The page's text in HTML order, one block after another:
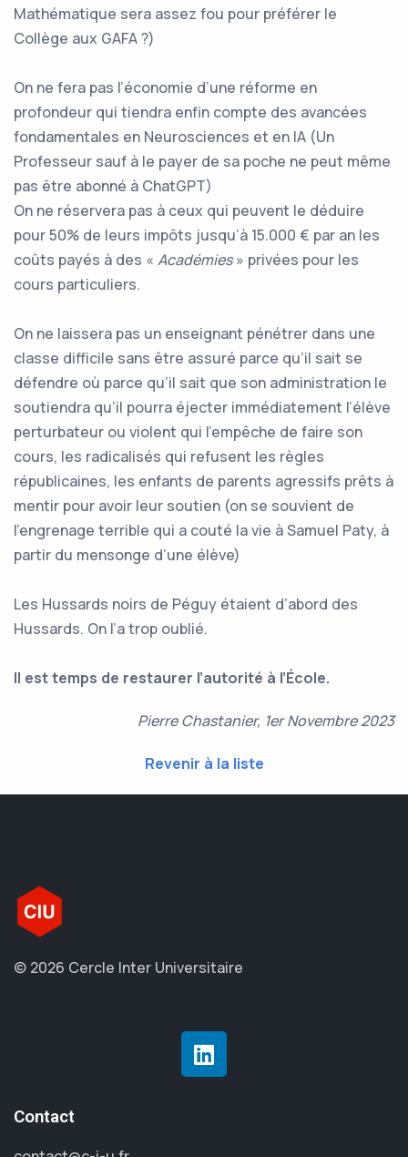
Mathématique sera assez fou pour préférer le
Collège aux GAFA ?)
On ne fera pas l’économie d’une réforme en
profondeur qui tiendra enfin compte des avancées
fondamentales en Neurosciences et en IA (Un
Professeur sauf à le payer de sa poche ne peut même
pas être abonné à ChatGPT)
On ne réservera pas à ceux qui peuvent le déduire
pour 50% de leurs impôts jusqu’à 15.000 € par an les
coûts payés à des « Académies» privées pour les
cours particuliers.
On ne laissera pas un enseignant pénétrer dans une
classe difficile sans être assuré parce qu’il sait se
défendre où parce qu’il sait que son administration le
soutiendra qu’il pourra éjecter immédiatement l’élève
perturbateur ou violent qui l’empêche de faire son
cours, les radicalisés qui refusent les règles
républicaines, les enfants de parents agressifs prêts à
mentir pour avoir leur soutien (on se souvient de
l’engrenage terrible qui a couté la vie à Samuel Paty, à
partir du mensonge d’une élève)
Les Hussards noirs de Péguy étaient d’abord des
Hussards. On l’a trop oublié.
Il est temps de restaurer l’autorité à l’École.
Pierre Chastanier, 1er Novembre 2023
Revenir à la liste
© 2026 Cercle Inter Universitaire
Contact